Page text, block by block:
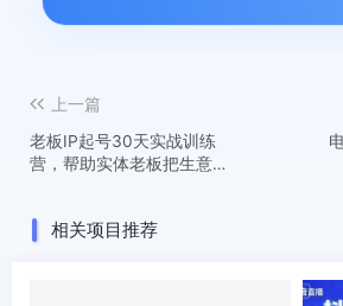
上一篇
老板IP起号30天实战训练
营，帮助实体老板把生意在
相关项目推荐